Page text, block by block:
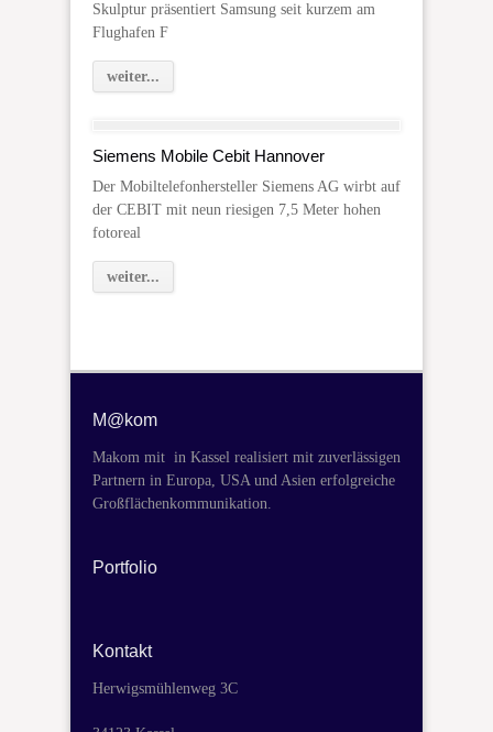
Skulptur präsentiert Samsung seit kurzem am
Flughafen F
weiter...
Siemens Mobile Cebit Hannover
Der Mobiltelefonhersteller Siemens AG wirbt auf
der CEBIT mit neun riesigen 7,5 Meter hohen
fotoreal
weiter...
M@kom
Makom mit in Kassel realisiert mit zuverlässigen
Partnern in Europa, USA und Asien erfolgreiche
Großflächenkommunikation.
Portfolio
Kontakt
Herwigsmühlenweg 3C